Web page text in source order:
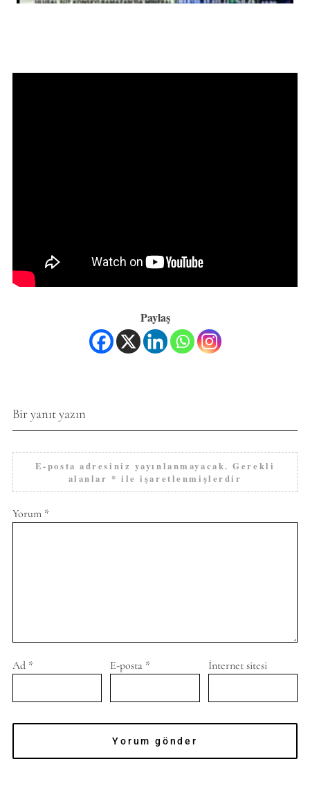
Paylaş
Bir yanıt yazın
E-posta adresiniz yayınlanmayacak. Gerekli
alanlar * ile işaretlenmişlerdir
Yorum *
Ad * E-posta * İnternet sitesi